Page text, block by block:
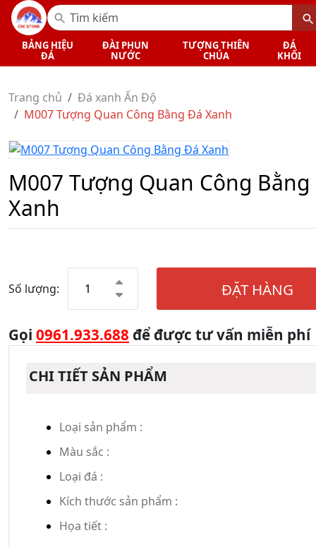
BẢNG HIỆU
ĐÁ
ĐÀI PHUN
NƯỚC
TƯỢNG THIÊN
CHÚA
ĐÁ
KHỐI
Trang chủ
Đá xanh Ấn Độ
M007 Tượng Quan Công Bằng Đá Xanh
M007 Tượng Quan Công
Xanh
Số lượng: ĐẶT HÀNG
Gọi 0961.933.688 để được tư vấn miễn phí
CHI TIẾT SẢN PHẨM
Loại sản phẩm :
Màu sắc :
Loại đá :
Kích thước sản phẩm :
Họa tiết :